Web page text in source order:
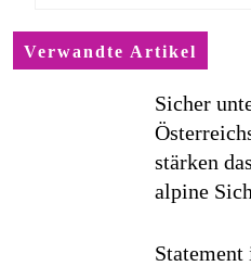
Verwandte Artikel
Sicher
stärken
alpine
Statement